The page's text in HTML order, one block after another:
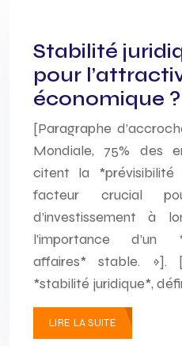
Stabilité
pour
économique ?
[Paragraphe
Mondiale, 75% des
citent la *prévisibilité
facteur crucial
d’investissement à
l’importance d’un
affaires* stable. »].
*stabilité juridique*,
LIRE LA SUITE